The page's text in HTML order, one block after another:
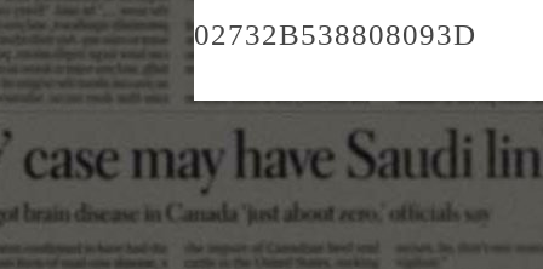
02732B538808093D